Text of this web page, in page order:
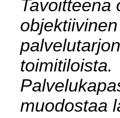
Tavoitteena
toimitiloista.
muodostaa